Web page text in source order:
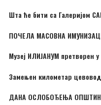
Шта ће бити са Галеријом
ПОЧЕЛА МАСОВНА
Музеј ИЛИЈАНУМ претворен
Замењен километар
ДАНА ОСЛОБОЂЕЊА